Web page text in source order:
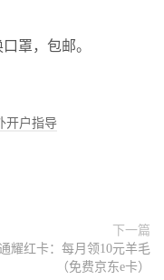
罩，包邮。
开户指导
下一篇
耀红卡：每月领10元羊毛
（免费京东e卡）